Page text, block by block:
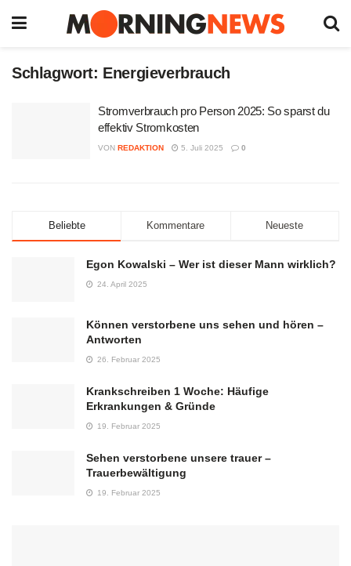
Schlagwort: Energieverbrauch
Stromverbrauch pro Person 2025: So sparst du
effektiv Stromkosten
VON REDAKTION 5. Juli 2025 0
Beliebte Kommentare Neueste
Egon Kowalski – Wer ist dieser Mann wirklich?
24. April 2025
Können verstorbene uns sehen und hören –
Antworten
26. Februar 2025
Krankschreiben 1 Woche: Häufige
Erkrankungen & Gründe
19. Februar 2025
Sehen verstorbene unsere trauer –
Trauerbewältigung
19. Februar 2025